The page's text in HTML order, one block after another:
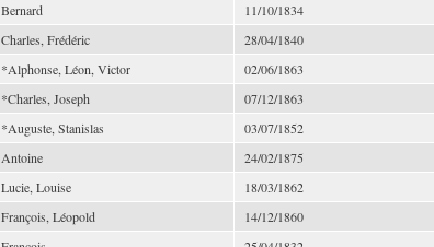
Bernard 11/10/1834
Charles, Frédéric 28/04/1840
*Alphonse, Léon, Victor 02/06/1863
*Charles, Joseph
07/12/1863
*Auguste, Stanislas
03/07/1852
Antoine
24/02/1875
Lucie, Louise 18/03/1862
François, Léopold 14/12/1860